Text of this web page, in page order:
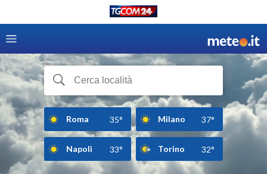
Roma 35° Milano 37°
Napoli 33° Torino 32°